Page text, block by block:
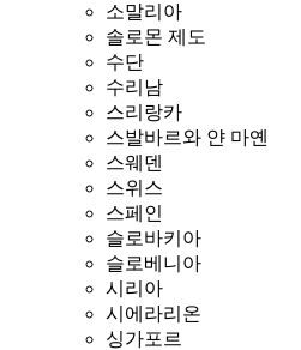
소말리아
솔로몬 제도
수단
수리남
스리랑카
스발바르와 얀 마옌
스웨덴
스위스
스페인
슬로바키아
슬로베니아
시리아
시에라리온
싱가포르